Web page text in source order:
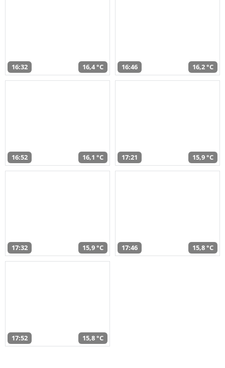
16:32 16,4 °C 16:46 16,2 °C
16:52 16,1 °C 17:21 15,9 °C
17:32 15,9 °C 17:46 15,8 °C
17:52 15,8 °C